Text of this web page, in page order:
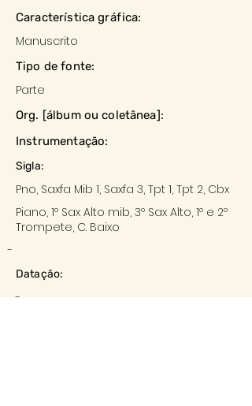
Característica gráfica:
Manuscrito
Tipo de fonte:
Parte
Org. [álbum ou coletânea]:
Instrumentação:
Sigla:
Pno, Saxfa Mib 1, Saxfa 3, Tpt 1, Tpt 2, Cbx
Piano, 1º Sax Alto mib, 3º Sax Alto, 1º e 2º
Trompete, C. Baixo
-
Datação:
-